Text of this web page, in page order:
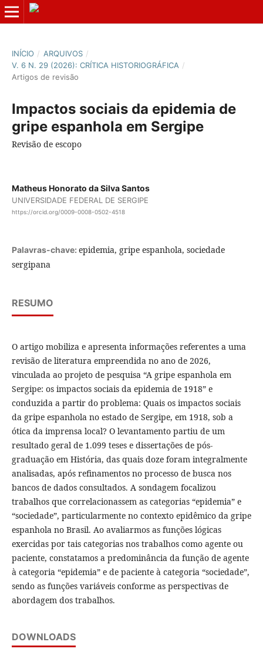
INÍCIO / ARQUIVOS /
V. 6 N. 29 (2026): CRÍTICA HISTORIOGRÁFICA /
Artigos de revisão
Impactos sociais da epidemia de
gripe espanhola em Sergipe
Revisão de escopo
Matheus Honorato da Silva Santos
UNIVERSIDADE FEDERAL DE SERGIPE
https://orcid.org/0009-0008-0502-4518
Palavras-chave: epidemia, gripe espanhola, sociedade
sergipana
RESUMO
O artigo mobiliza e apresenta informações referentes a uma
revisão de literatura empreendida no ano de 2026,
vinculada ao projeto de pesquisa “A gripe espanhola em
Sergipe: os impactos sociais da epidemia de 1918” e
conduzida a partir do problema: Quais os impactos sociais
da gripe espanhola no estado de Sergipe, em 1918, sob a
ótica da imprensa local? O levantamento partiu de um
resultado geral de 1.099 teses e dissertações de pós-
graduação em História, das quais doze foram integralmente
analisadas, após refinamentos no processo de busca nos
bancos de dados consultados. A sondagem focalizou
trabalhos que correlacionassem as categorias “epidemia” e
“sociedade”, particularmente no contexto epidêmico da gripe
espanhola no Brasil. Ao avaliarmos as funções lógicas
exercidas por tais categorias nos trabalhos como agente ou
paciente, constatamos a predominância da função de agente
à categoria “epidemia” e de paciente à categoria “sociedade”,
sendo as funções variáveis conforme as perspectivas de
abordagem dos trabalhos.
DOWNLOADS